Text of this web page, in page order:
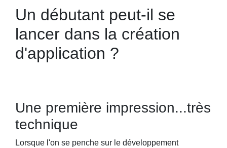
Un débutant peut-il se
lancer dans la création
d'application ?
Une première impression...très
technique
Lorsque l'on se penche sur le développement